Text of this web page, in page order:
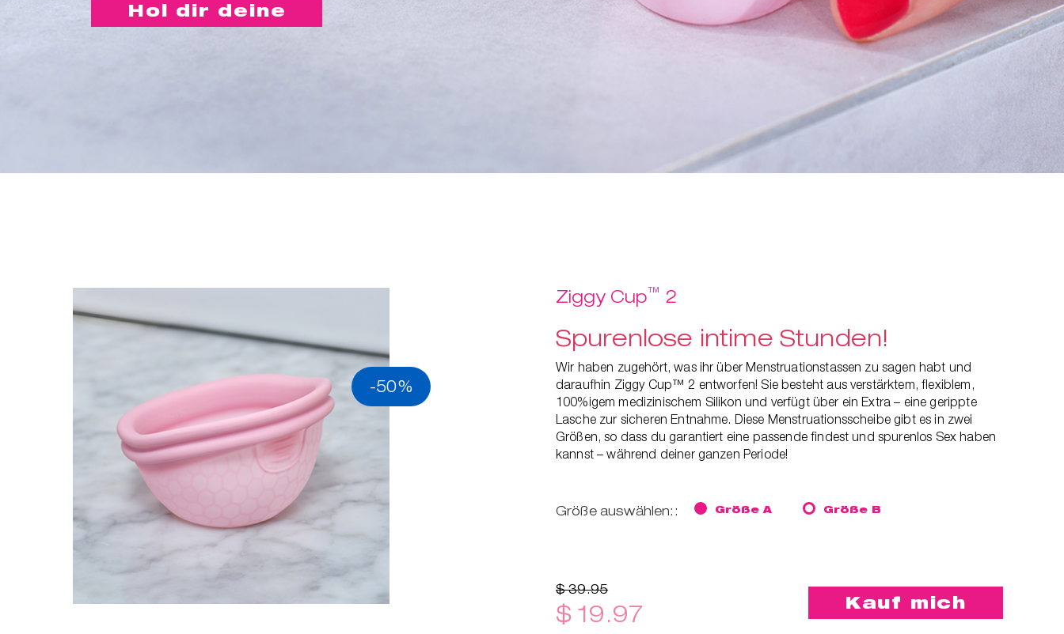
Hol dir deine
-50%
Ziggy Cup™ 2
Spurenlose intime Stunden!
Wir haben zugehört, was ihr über Menstruationstassen zu sagen habt und
daraufhin Ziggy Cup™ 2 entworfen! Sie besteht aus verstärktem, flexiblem,
100%igem medizinischem Silikon und verfügt über ein Extra – eine gerippte
Lasche zur sicheren Entnahme. Diese Menstruationsscheibe gibt es in zwei
Größen, so dass du garantiert eine passende findest und spurenlos Sex haben
kannst – während deiner ganzen Periode!
Größe auswählen:: Größe A Größe B
$ 39.95
$ 19.97